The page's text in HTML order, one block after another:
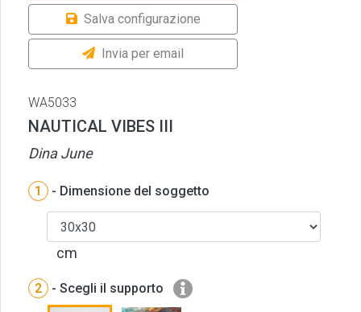
Salva configurazione
Invia per email
WA5033
NAUTICAL VIBES III
Dina June
1 - Dimensione del soggetto
cm
2 - Scegli il supporto